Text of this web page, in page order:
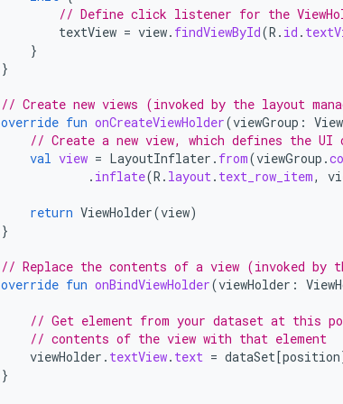
// Define click listener for the
textView = view. findViewById(R . id .
}
}
// Create new views (invoked by the layout
override fun onCreateViewHolder(viewGroup :
// Create a new view, which defines the
val view = LayoutInflater . from(viewGroup .
. inflate(R . layout. text_row_item,
return ViewHolder(view)
}
// Replace the contents of a view (invoked by
override fun onBindViewHolder(viewHolder :
// Get element from your dataset at this
// contents of the view with that element
viewHolder . textView. text = dataSet[position
}